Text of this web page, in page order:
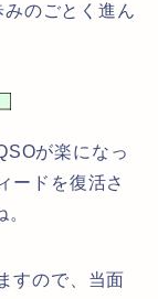
のごとく進ん
が楽になっ
ードを復活さ
すので、当面